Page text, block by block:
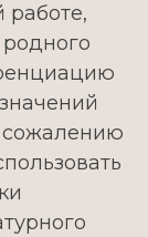
работе,
сожалению